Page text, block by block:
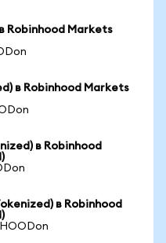
Robinhood Markets
в Robinhood Markets
в Robinhood
в Robinhood